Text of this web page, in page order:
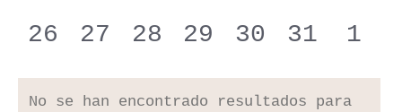
0
26
0
27
0
28
0
29
0
30
0
31
0
1
No se han encontrado resultados para